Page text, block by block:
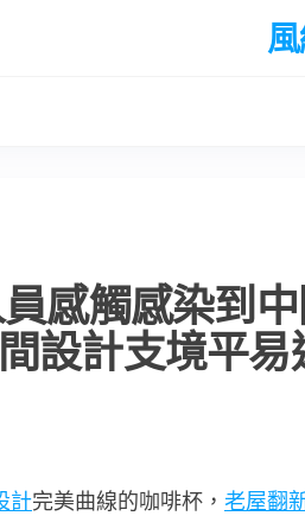
感觸感染到
設計支境平
計完美曲線的咖啡杯， 老屋翻